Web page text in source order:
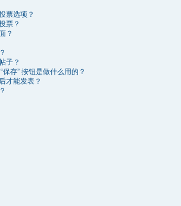
票选项？
票？
？
子？
存” 按钮是做什么用的？
才能发表？